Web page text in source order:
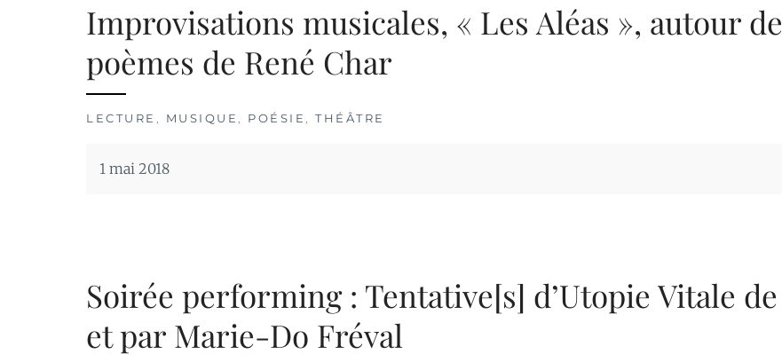
Improvisations musicales, « Les Aléas », autour de
poèmes de René Char
LECTURE , MUSIQUE , POÉSIE , THÉÂTRE
1 mai 2018
Soirée performing : Tentative[s] d’Utopie Vitale de
et par Marie-Do Fréval